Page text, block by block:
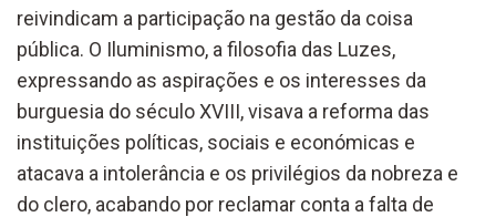
reivindicam a participação na gestão da coisa
pública. O Iluminismo, a filosofia das Luzes,
expressando as aspirações e os interesses da
burguesia do século XVIII, visava a reforma das
instituições políticas, sociais e económicas e
atacava a intolerância e os privilégios da nobreza e
do clero, acabando por reclamar conta a falta de